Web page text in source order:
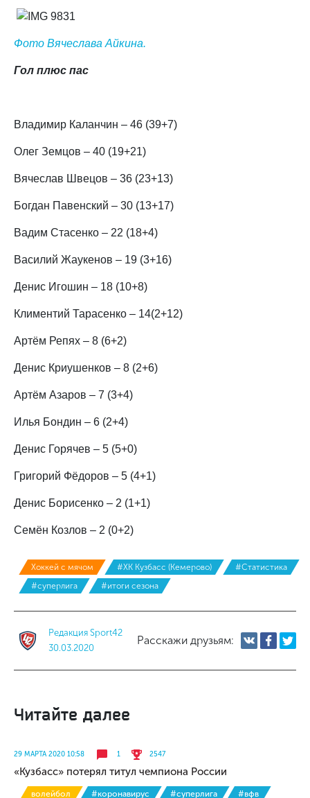
Фото Вячеслава Айкина.
Гол плюс пас
Владимир Каланчин – 46 (39+7)
Олег Земцов – 40 (19+21)
Вячеслав Швецов – 36 (23+13)
Богдан Павенский – 30 (13+17)
Вадим Стасенко – 22 (18+4)
Василий Жаукенов – 19 (3+16)
Денис Игошин – 18 (10+8)
Климентий Тарасенко – 14(2+12)
Артём Репях – 8 (6+2)
Денис Криушенков – 8 (2+6)
Артём Азаров – 7 (3+4)
Илья Бондин – 6 (2+4)
Денис Горячев – 5 (5+0)
Григорий Фёдоров – 5 (4+1)
Денис Борисенко – 2 (1+1)
Семён Козлов – 2 (0+2)
Хоккей с мячом #ХК Кузбасс (Кемерово)
#Статистика
#суперлига
#итоги сезона
Редакция Sport42
30.03.2020
Расскажи друзьям:
Читайте далее
29 МАРТА 2020 10:58 1 2547
«Кузбасс» потерял титул чемпиона России
волейбол #коронавирус #суперлига #вфв